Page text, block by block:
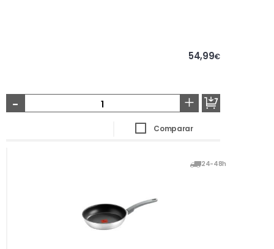
54,99€
- +
Comparar
24-48h